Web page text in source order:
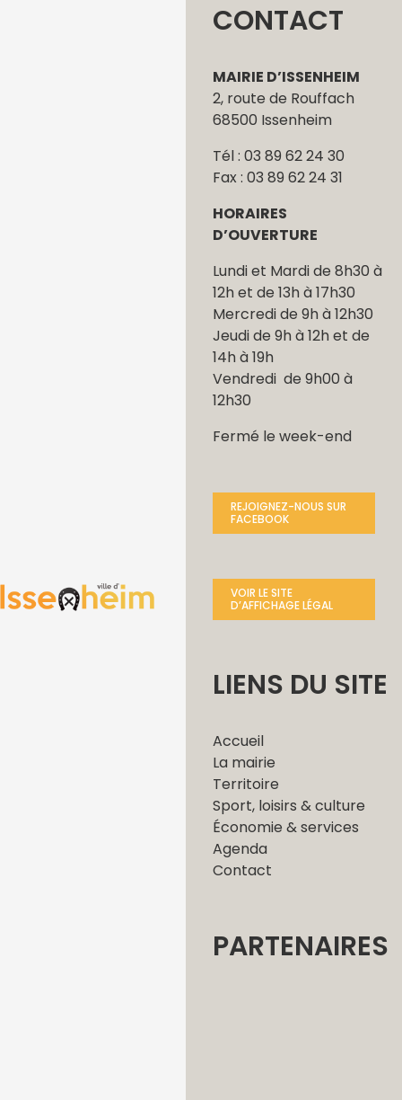
CONTACT
MAIRIE D’ISSENHEIM
2, route de Rouffach
68500 Issenheim
Tél : 03 89 62 24 30
Fax : 03 89 62 24 31
HORAIRES
D’OUVERTURE
Lundi et Mardi de 8h30 à
12h et de 13h à 17h30
Mercredi de 9h à 12h30
Jeudi de 9h à 12h et de
14h à 19h
Vendredi de 9h00 à
12h30
Fermé le week-end
REJOIGNEZ-NOUS SUR
FACEBOOK
VOIR LE SITE
D’AFFICHAGE LÉGAL
LIENS DU SITE
Accueil
La mairie
Territoire
Sport, loisirs & culture
Économie & services
Agenda
Contact
PARTENAIRES